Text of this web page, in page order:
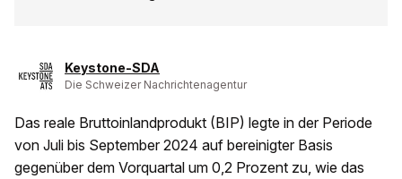
Keystone-SDA
Die Schweizer Nachrichtenagentur
Das reale Bruttoinlandprodukt (BIP) legte in der Periode
von Juli bis September 2024 auf bereinigter Basis
gegenüber dem Vorquartal um 0,2 Prozent zu, wie das